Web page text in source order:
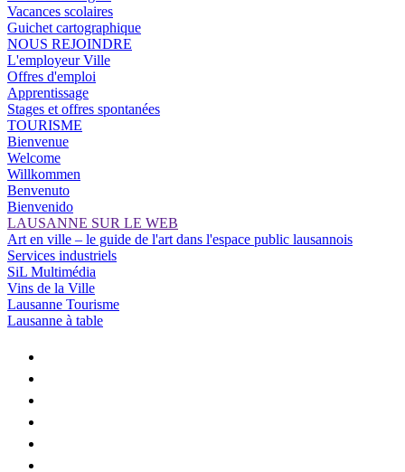
Vacances scolaires
Guichet cartographique
NOUS REJOINDRE
L'employeur Ville
Offres d'emploi
Apprentissage
Stages et offres spontanées
TOURISME
Bienvenue
Welcome
Willkommen
Benvenuto
Bienvenido
LAUSANNE SUR LE WEB
Art en ville – le guide de l'art dans l'espace public lausannois
Services industriels
SiL Multimédia
Vins de la Ville
Lausanne Tourisme
Lausanne à table